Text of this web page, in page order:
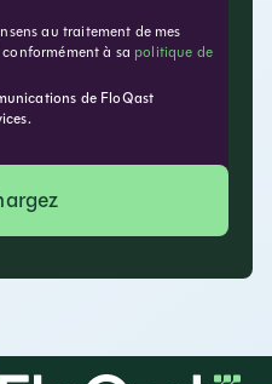
au traitement de mes
à sa politique de
de FloQast